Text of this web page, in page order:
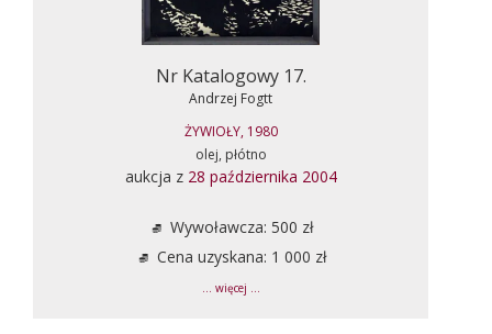
Nr Katalogowy 17.
Andrzej Fogtt
ŻYWIOŁY, 1980
olej, płótno
aukcja z 28 października 2004
Wywoławcza: 500 zł
Cena uzyskana: 1 000 zł
... więcej ...